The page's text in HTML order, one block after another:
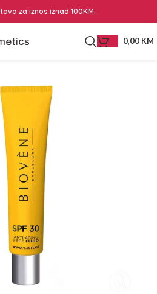
za iznos iznad 100KM.
0,00 KM